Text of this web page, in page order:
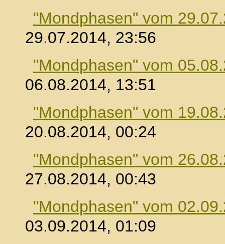
"Mondphasen" vom
29.07.2014, 23:56
"Mondphasen" vom
06.08.2014, 13:51
"Mondphasen" vom
20.08.2014, 00:24
"Mondphasen" vom
27.08.2014, 00:43
"Mondphasen" vom
03.09.2014, 01:09